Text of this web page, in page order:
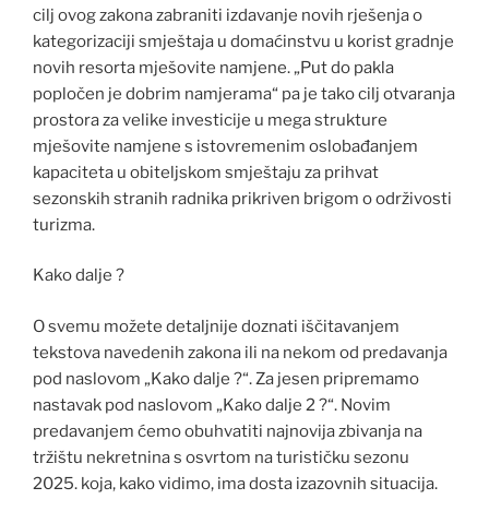
cilj ovog zakona zabraniti izdavanje novih rješenja o
kategorizaciji smještaja u domaćinstvu u korist gradnje
novih resorta mješovite namjene. „Put do pakla
popločen je dobrim namjerama“ pa je tako cilj otvaranja
prostora za velike investicije u mega strukture
mješovite namjene s istovremenim oslobađanjem
kapaciteta u obiteljskom smještaju za prihvat
sezonskih stranih radnika prikriven brigom o održivosti
turizma.
Kako dalje ?
O svemu možete detaljnije doznati iščitavanjem
tekstova navedenih zakona ili na nekom od predavanja
pod naslovom „Kako dalje ?“. Za jesen pripremamo
nastavak pod naslovom „Kako dalje 2 ?“. Novim
predavanjem ćemo obuhvatiti najnovija zbivanja na
tržištu nekretnina s osvrtom na turističku sezonu
2025. koja, kako vidimo, ima dosta izazovnih situacija.